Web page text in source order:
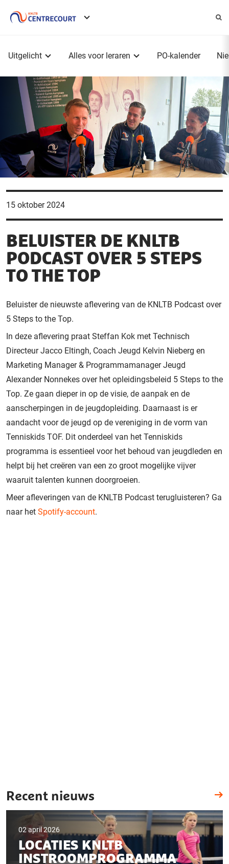
Uitgelicht Alles voor leraren PO-kalender
15 oktober 2024
BELUISTER DE KNLTB
PODCAST OVER 5 STEPS
TO THE TOP
Beluister de nieuwste aflevering van de KNLTB Podcast over
5 Steps to the Top.
In deze aflevering praat Steffan Kok met Technisch
Directeur Jacco Eltingh, Coach Jeugd Kelvin Nieberg en
Marketing Manager & Programmamanager Jeugd
Alexander Nonnekes over het opleidingsbeleid 5 Steps to the
Top. Ze gaan dieper in op de visie, de aanpak en de
aanscherpingen in de jeugdopleiding. Daarnaast is er
aandacht voor de jeugd op de vereniging in de vorm van
Tenniskids TOF. Dit onderdeel van het Tenniskids
programma is essentieel voor het behoud van jeugdleden en
helpt bij het creëren van een zo groot mogelijke vijver
waaruit talenten kunnen doorgroeien.
Meer afleveringen van de KNLTB Podcast terugluisteren? Ga
naar het Spotify-account.
Recent nieuws
02 april 2026
LOCATIES KNLTB
INSTROOMPROGRAMMA